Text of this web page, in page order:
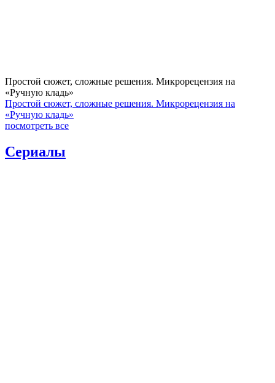
Простой сюжет, сложные решения. Микрорецензия на
«Ручную кладь»
Простой сюжет, сложные решения. Микрорецензия на
«Ручную кладь»
посмотреть все
Сериалы